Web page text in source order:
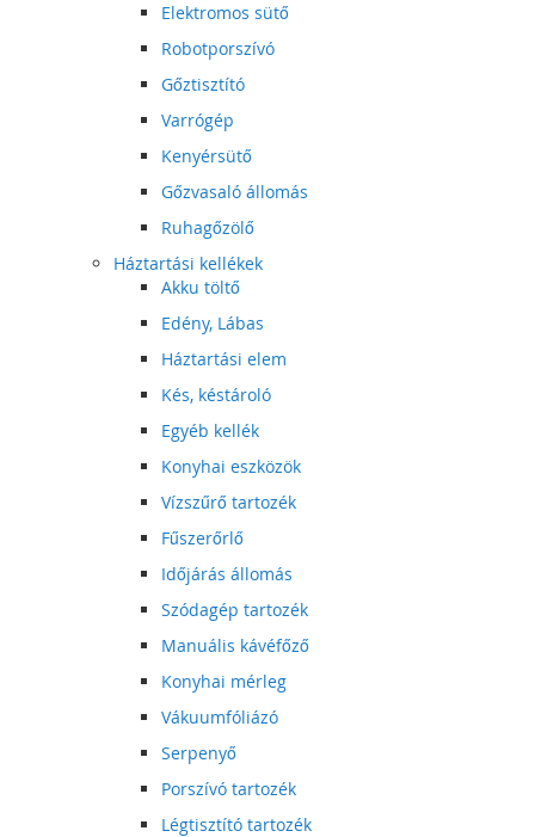
Elektromos sütő
Robotporszívó
Gőztisztító
Varrógép
Kenyérsütő
Gőzvasaló állomás
Ruhagőzölő
Háztartási kellékek
Akku töltő
Edény, Lábas
Háztartási elem
Kés, késtároló
Egyéb kellék
Konyhai eszközök
Vízszűrő tartozék
Fűszerőrlő
Időjárás állomás
Szódagép tartozék
Manuális kávéfőző
Konyhai mérleg
Vákuumfóliázó
Serpenyő
Porszívó tartozék
Légtisztító tartozék